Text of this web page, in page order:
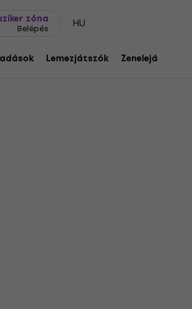
zóna
Belépés HU
Lemezjátszók Zenelejátszók